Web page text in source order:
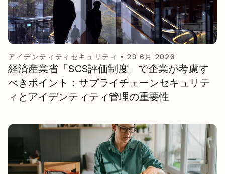
アイデンティティセキュリティ •29 6月 2026
経済産業省「SCS評価制度」で企業が考慮す
べきポイント：サプライチェーンセキュリテ
ィとアイデンティティ管理の重要性